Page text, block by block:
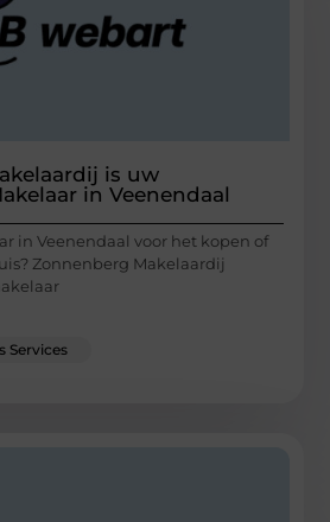
is uw
in Veenendaal
in Veenendaal voor het kopen of
Zonnenberg Makelaardij
Services